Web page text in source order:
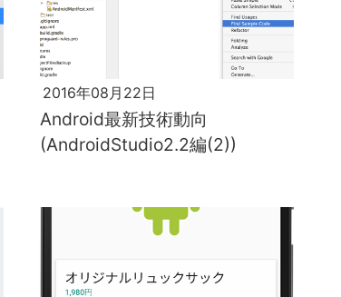
2016年08月22日
Android最新技術動向
(AndroidStudio2.2編(2))